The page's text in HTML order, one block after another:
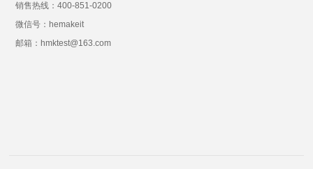
销售热线：400-851-0200
微信号：hemakeit
邮箱：hmktest@163.com